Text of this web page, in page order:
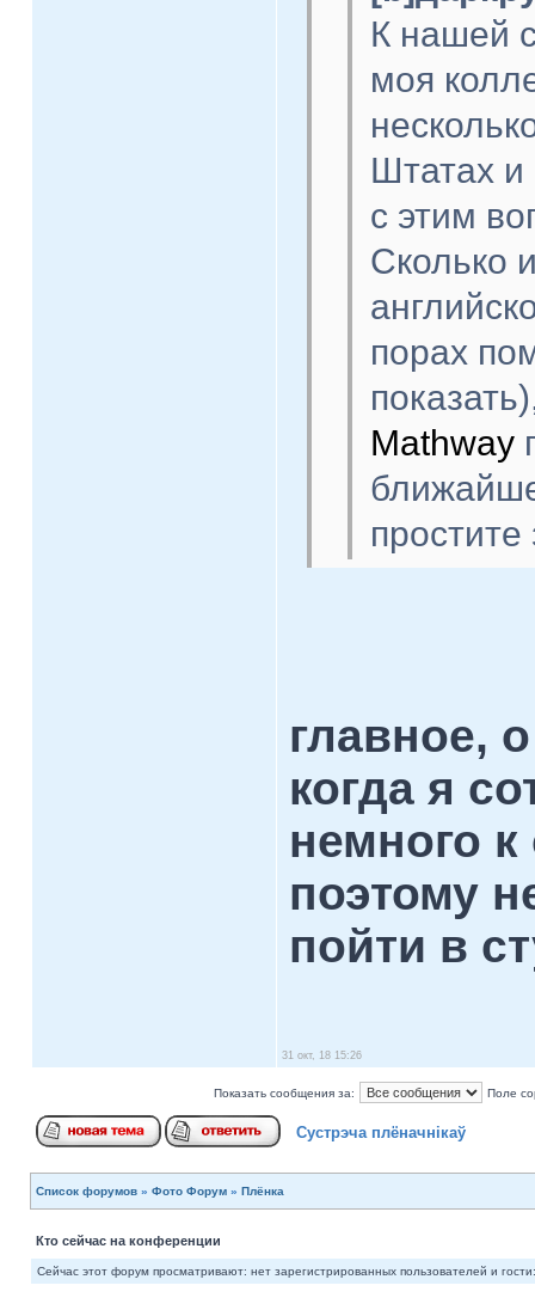
К нашей
моя
Штатах и
с этим
Сколько
порах
Mathway
главное,
когда я
немного
поэтому
пойти в
31 окт, 18 15:26
Показать сообщения за: Поле
Сустрэча плёначнiкаў
Список форумов » Фото Форум » Плёнка
Кто сейчас на конференции
Сейчас этот форум просматривают: нет зарегистрированных пользователей и